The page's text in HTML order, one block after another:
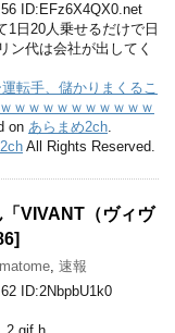
ID:EFz6X4QX0.net
1日20人乗せるだけで日
ン代は会社が出してく
運転手、儲かりまくるこ
ｗｗｗｗｗｗｗｗｗｗ
on あらまめ2ch.
All Rights Reserved.
「VIVANT（ヴィヴ
matome, 速報
ID:2NbpbU1k0